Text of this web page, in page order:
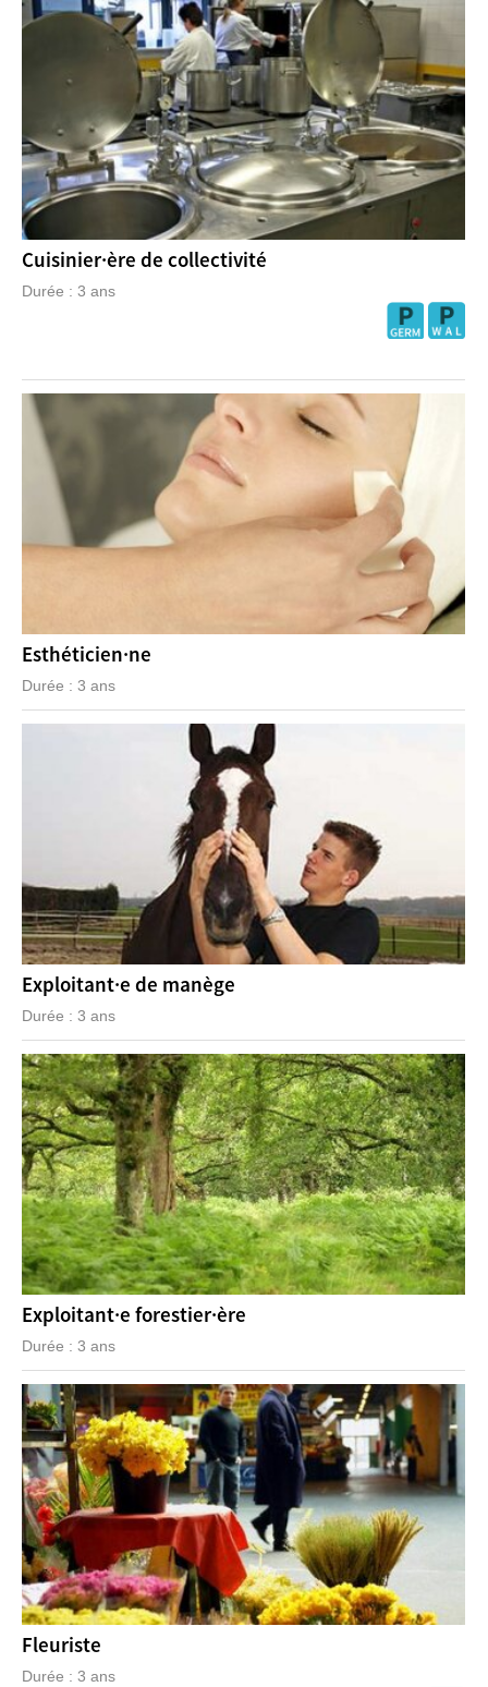
Cuisinier·ère de collectivité
Durée : 3 ans
Esthéticien·ne
Durée : 3 ans
Exploitant·e de manège
Durée : 3 ans
Exploitant·e forestier·ère
Durée : 3 ans
Fleuriste
Durée : 3 ans